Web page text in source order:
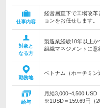
仕事内容
経営層直下で工場改革
ョンをお任せします。
対象と
なる方
製造業経験10年以上
組織マネジメントに意
勤務地
ベトナム（ホーチミン
給与
月給3,000~4,500
※1USD＝159.69円（